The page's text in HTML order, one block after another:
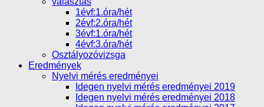
1évf:1.óra/hét
2évf:2.óra/hét
3évf:1.óra/hét
4évf:3.óra/hét
Osztályozóvizsga
Eredmények
Nyelvi mérés eredményei
Idegen nyelvi mérés eredményei 2019
Idegen nyelvi mérés eredményei 2018